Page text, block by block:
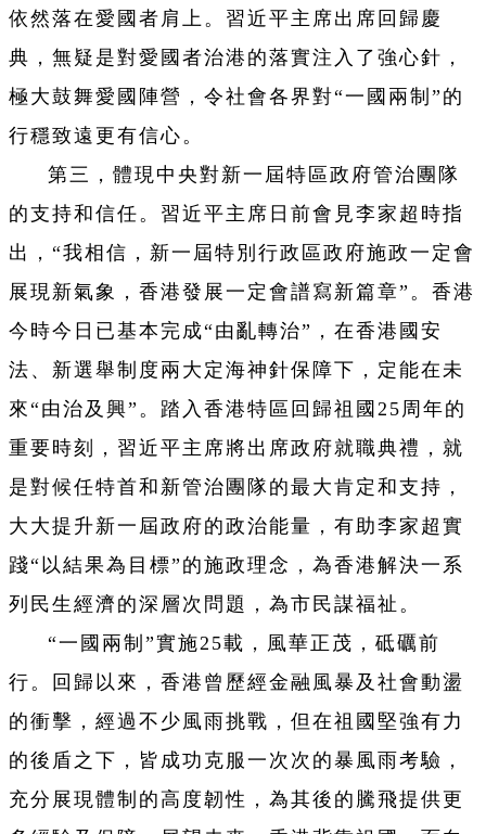
依然落在愛國者肩上。習近平主席出席回歸慶
典，無疑是對愛國者治港的落實注入了強心針，
極大鼓舞愛國陣營，令社會各界對“一國兩制”的
行穩致遠更有信心。
第三，體現中央對新一屆特區政府管治團隊
的支持和信任。習近平主席日前會見李家超時指
出，“我相信，新一屆特別行政區政府施政一定會
展現新氣象，香港發展一定會譜寫新篇章”。香港
今時今日已基本完成“由亂轉治”，在香港國安
法、新選舉制度兩大定海神針保障下，定能在未
來“由治及興”。踏入香港特區回歸祖國25周年的
重要時刻，習近平主席將出席政府就職典禮，就
是對候任特首和新管治團隊的最大肯定和支持，
大大提升新一屆政府的政治能量，有助李家超實
踐“以結果為目標”的施政理念，為香港解決一系
列民生經濟的深層次問題，為市民謀福祉。
“一國兩制”實施25載，風華正茂，砥礪前
行。回歸以來，香港曾歷經金融風暴及社會動盪
的衝擊，經過不少風雨挑戰，但在祖國堅強有力
的後盾之下，皆成功克服一次次的暴風雨考驗，
充分展現體制的高度韌性，為其後的騰飛提供更